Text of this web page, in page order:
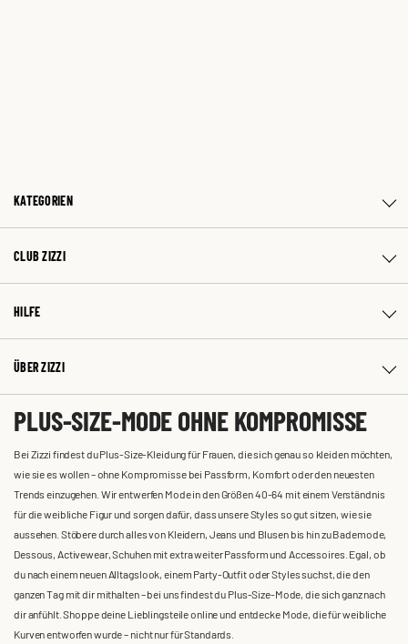
KATEGORIEN
CLUB ZIZZI
HILFE
ÜBER ZIZZI
PLUS-SIZE-MODE OHNE KOMPROMISSE
Bei Zizzi findest du Plus-Size-Kleidung für Frauen, die sich genau so kleiden möchten,
wie sie es wollen – ohne Kompromisse bei Passform, Komfort oder den neuesten
Trends einzugehen. Wir entwerfen Mode in den Größen 40-64 mit einem Verständnis
für die weibliche Figur und sorgen dafür, dass unsere Styles so gut sitzen, wie sie
aussehen. Stöbere durch alles von Kleidern, Jeans und Blusen bis hin zu Bademode,
Dessous, Activewear, Schuhen mit extra weiter Passform und Accessoires. Egal, ob
du nach einem neuen Alltagslook, einem Party-Outfit oder Styles suchst, die den
ganzen Tag mit dir mithalten – bei uns findest du Plus-Size-Mode, die sich ganz nach
dir anfühlt. Shoppe deine Lieblingsteile online und entdecke Mode, die für weibliche
Kurven entworfen wurde – nicht nur für Standards.